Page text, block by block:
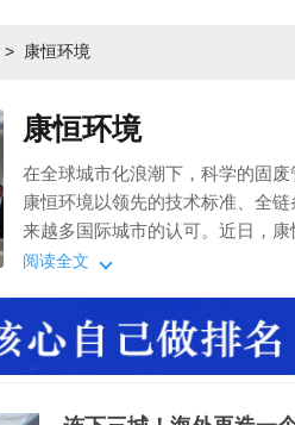
> 康恒环境
康恒环境
在全球城市化浪潮下，科学的固
康恒环境以领先的技术标准、全
来越多国际城市的认可。近日，
（LampungRaya）与泗水（
年7月，印尼国家主权财富基金Dan
阅读全文